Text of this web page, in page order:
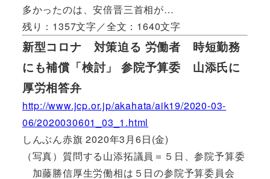
多かったのは、安倍晋三首相が…
残り：1357文字／全文：1640文字
新型コロナ 対策迫る 労働者 時短勤務
にも補償「検討」 参院予算委 山添氏に
厚労相答弁
http://www.jcp.or.jp/akahata/aik19/2020-03-
06/2020030601_03_1.html
しんぶん赤旗 2020年3月6日(金)
（写真）質問する山添拓議員＝５日、参院予算委
加藤勝信厚生労働相は５日の参院予算委員会